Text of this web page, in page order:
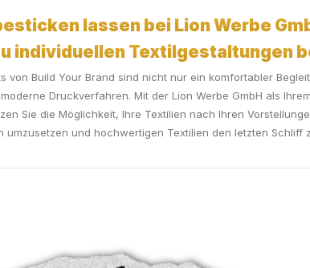
lassen bei Lion Werbe
individuellen Textilgestaltungen
von Build Your Brand sind nicht nur ein komfortabler
Druckverfahren. Mit der Lion Werbe GmbH als
Sie die Möglichkeit, Ihre Textilien nach Ihren
umzusetzen und hochwertigen Textilien den letzten Schliff